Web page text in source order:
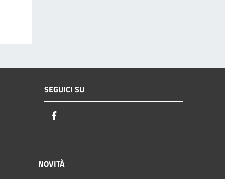
SEGUICI SU
NOVITÀ